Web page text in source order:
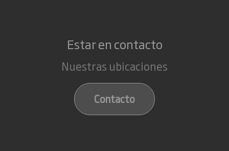
Estar en contacto
Nuestras ubicaciones
Contacto